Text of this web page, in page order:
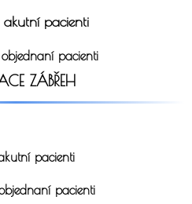
pacienti
pacienti
ZÁBŘEH
pacienti
pacienti